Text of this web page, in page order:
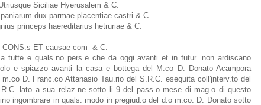
Siciliae Hyerusalem & C.
dux parmae placentiae castri & C.
princeps haereditarius hetruriae & C.
CONS.s ET causae com & C.
tutte e quals.no pers.e che da oggi avanti et in futur. non ardiscano
e spiazzo avanti la casa e bottega del M.co D. Donato Acampora
D. Franc.co Attanasio Tau.rio del S.R.C. esequita coll'jnterv.to del
lato a sua relaz.ne sotto li 9 del pass.o mese di mag.o di questo
ingombrare in quals. modo in pregiud.o del d.o m.co. D. Donato sotto